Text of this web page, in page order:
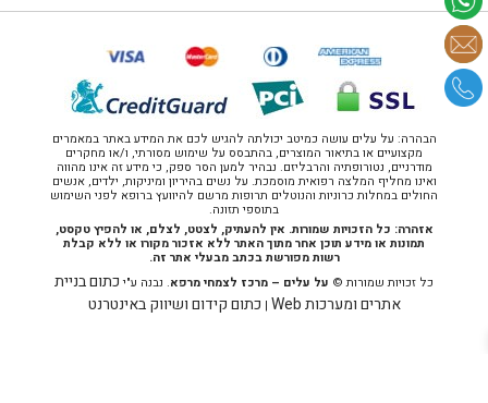
הבהרה: על עלים עושה כמיטב יכולתה להגיש לכם את המידע באתר במאמרים
מקצועיים או בתיאור המוצרים, בהתבסס על שימוש מסורתי, ו/או מחקרים
מודרניים, נטורופתיה והרבליזם. נבהיר למען הסר ספק, כי מידע זה אינו מהווה
ואינו מחליף המלצה רפואית מוסמכת. על נשים בהיריון ומיניקות, ילדים, אנשים
החולים במחלות כרוניות והנוטלים תרופות מרשם להיוועץ ברופא לפני השימוש
בתוספי תזונה.
אזהרה: כל הזכויות שמורות. אין להעתיק, לצטט, לצלם, או להפיץ טקסט,
תמונות או מידע תוכן אחר מתוך האתר ללא אזכור מקורו או ללא קבלת
רשות מפורשת בכתב מבעלי אתר זה.
כל זכויות שמורות © על עלים – מרכז לצמחי מרפא. נבנה ע"יכתום בניית
אתרים ומערכות Web
| כתום קידום ושיווק באינטרנט